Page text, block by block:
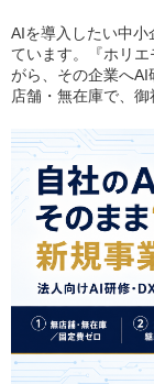
AIを導入したい中小
ています。『ホリ
がら、その企業へ
店舗・無在庫で、御